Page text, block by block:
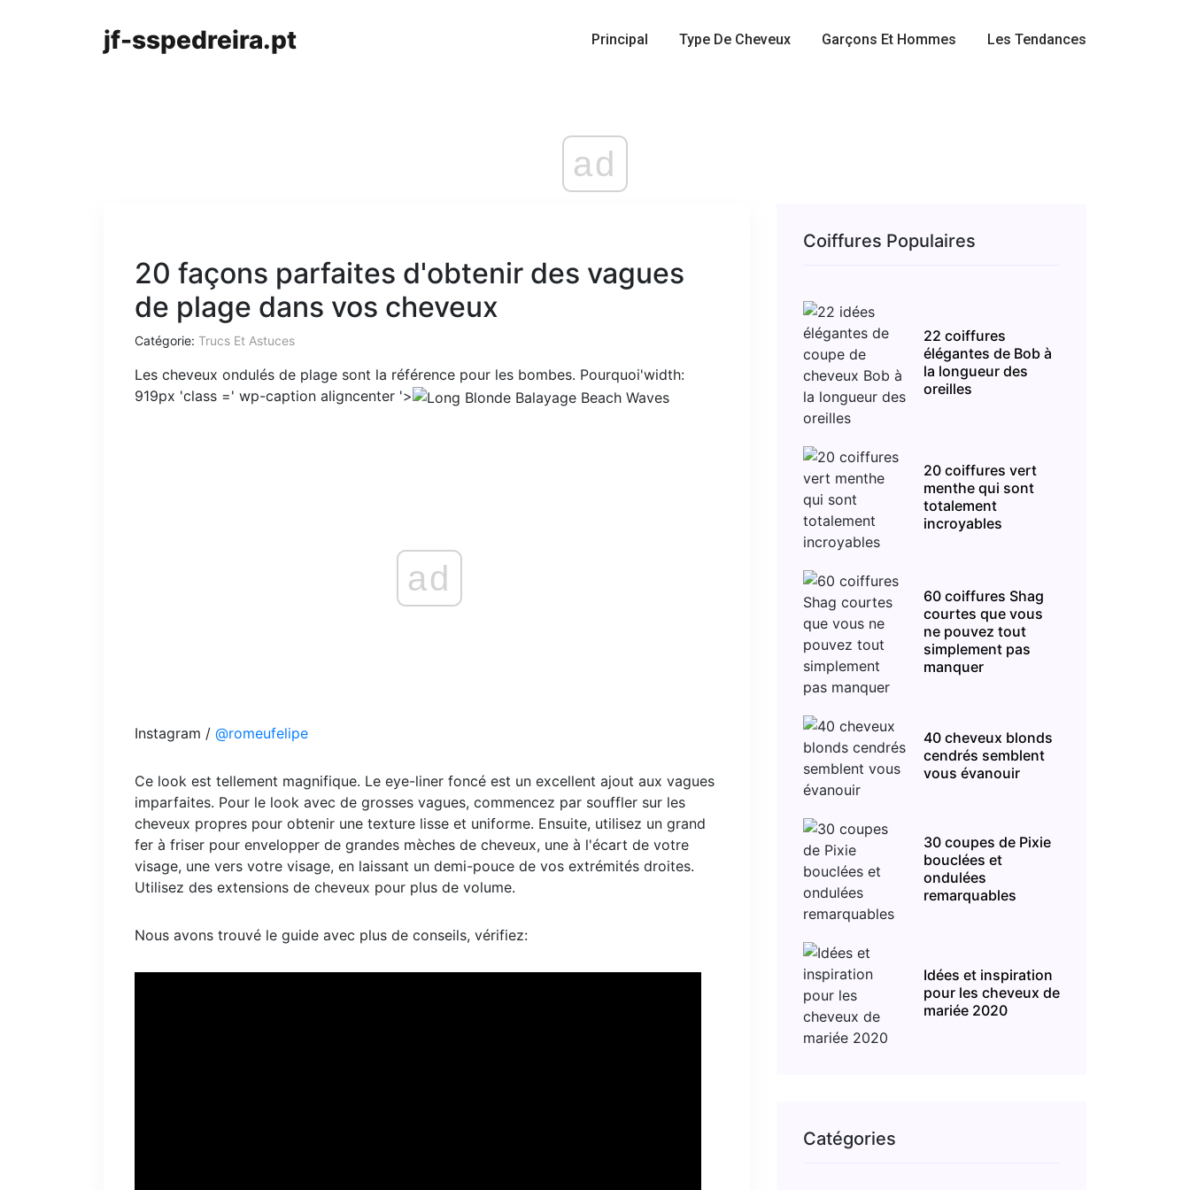
jf-sspedreira.pt Principal Type De Cheveux Garçons Et Hommes Les Tendances
ad
20 façons parfaites d'obtenir des vagues
de plage dans vos cheveux
Catégorie: Trucs Et Astuces
Les cheveux ondulés de plage sont la référence pour les bombes. Pourquoi'width:
919px 'class =' ​​wp-caption aligncenter '>
ad
Instagram / @romeufelipe
Ce look est tellement magnifique. Le eye-liner foncé est un excellent ajout aux vagues
imparfaites. Pour le look avec de grosses vagues, commencez par souffler sur les
cheveux propres pour obtenir une texture lisse et uniforme. Ensuite, utilisez un grand
fer à friser pour envelopper de grandes mèches de cheveux, une à l'écart de votre
visage, une vers votre visage, en laissant un demi-pouce de vos extrémités droites.
Utilisez des extensions de cheveux pour plus de volume.
Nous avons trouvé le guide avec plus de conseils, vérifiez:
Coiffures Populaires
22 coiffures
élégantes de Bob à
la longueur des
oreilles
20 coiffures vert
menthe qui sont
totalement
incroyables
60 coiffures Shag
courtes que vous
ne pouvez tout
simplement pas
manquer
40 cheveux blonds
cendrés semblent
vous évanouir
30 coupes de Pixie
bouclées et
ondulées
remarquables
Idées et inspiration
pour les cheveux de
mariée 2020
Catégories